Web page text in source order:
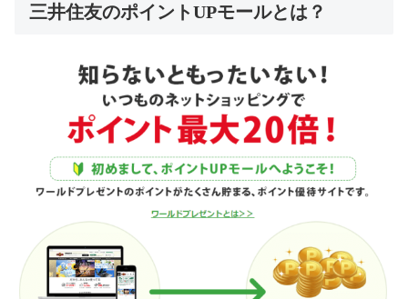
三井住友のポイントUPモールとは？